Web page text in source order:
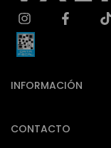
INFORMACIÓN
CONTACTO